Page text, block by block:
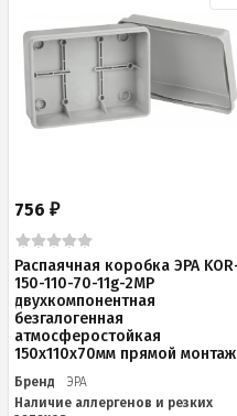
756₽
Распаячная коробка ЭРА
150-110-70-11g-2MP
двухкомпонентная
безгалогенная
атмосферостойкая
150х110х70мм прямой монтаж
Бренд
ЭРА
Наличие аллергенов и резких